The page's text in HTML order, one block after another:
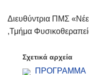
Διευθύντρια ΠΜΣ
,Τμήμα
Σχετικά αρχεία
ΠΡΟΓΡΑΜΜΑ